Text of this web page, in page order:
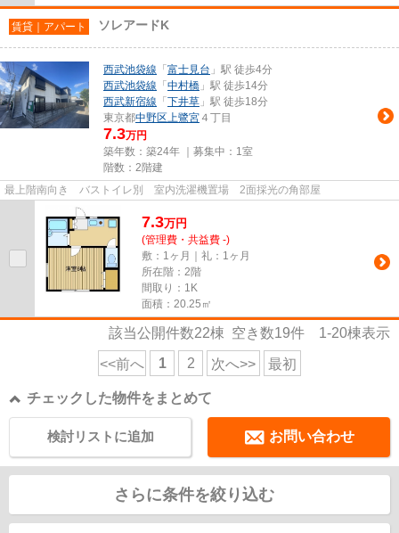
賃貸｜アパート ソレアードK
西武池袋線 「 富士見台 」駅 徒歩4分
西武池袋線 「 中村橋 」駅 徒歩14分
西武新宿線 「 下井草 」駅 徒歩18分
東京都中野区上鷺宮 ４丁目
7.3万円
築年数：築24年 ｜募集中： 1室
階数：2階建
最上階南向き バストイレ別 室内洗濯機置場 2面採光の角部屋
7.3万円
(管理費・共益費 -)
敷：1ヶ月｜礼：1ヶ月
所在階：2階
間取り：1K
面積：20.25㎡
該当公開件数22棟 空き数19件 1-20棟表示
<<前へ 1 2 次へ>> 最初
チェックした物件をまとめて
お問い合わせ
検討リストに追加
さらに条件を絞り込む